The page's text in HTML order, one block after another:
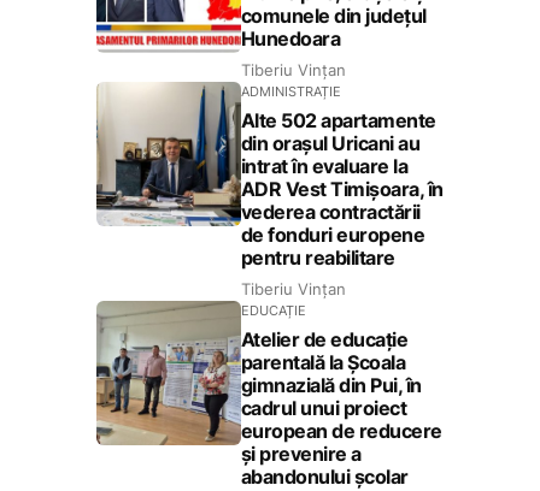
comunele din județul
Hunedoara
Tiberiu Vințan
ADMINISTRAȚIE
Alte 502 apartamente
din orașul Uricani au
intrat în evaluare la
ADR Vest Timișoara, în
vederea contractării
de fonduri europene
pentru reabilitare
Tiberiu Vințan
EDUCAȚIE
Atelier de educație
parentală la Școala
gimnazială din Pui, în
cadrul unui proiect
european de reducere
și prevenire a
abandonului școlar